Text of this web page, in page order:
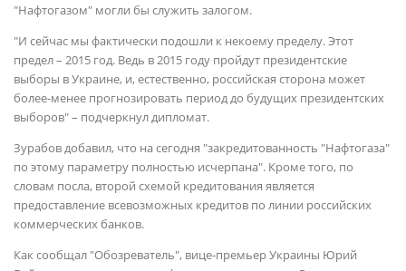
"Нафтогазом" могли бы служить залогом.
"И сейчас мы фактически подошли к некоему пределу. Этот
предел – 2015 год. Ведь в 2015 году пройдут президентские
выборы в Украине, и, естественно, российская сторона может
более-менее прогнозировать период до будущих президентских
выборов" – подчеркнул дипломат.
Зурабов добавил, что на сегодня "закредитованность "Нафтогаза"
по этому параметру полностью исчерпана". Кроме того, по
словам посла, второй схемой кредитования является
предоставление всевозможных кредитов по линии российских
коммерческих банков.
Как сообщал "Обозреватель", вице-премьер Украины Юрий